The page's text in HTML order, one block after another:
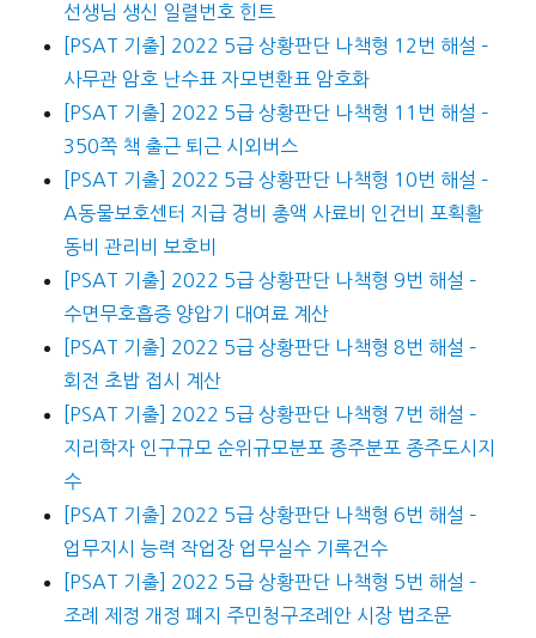
선생님 생신 일렬번호 힌트
[PSAT 기출] 2022 5급 상황판단 나책형 12번 해설 –
사무관 암호 난수표 자모변환표 암호화
[PSAT 기출] 2022 5급 상황판단 나책형 11번 해설 –
350쪽 책 출근 퇴근 시외버스
[PSAT 기출] 2022 5급 상황판단 나책형 10번 해설 –
A동물보호센터 지급 경비 총액 사료비 인건비 포획활
동비 관리비 보호비
[PSAT 기출] 2022 5급 상황판단 나책형 9번 해설 –
수면무호흡증 양압기 대여료 계산
[PSAT 기출] 2022 5급 상황판단 나책형 8번 해설 –
회전 초밥 접시 계산
[PSAT 기출] 2022 5급 상황판단 나책형 7번 해설 –
지리학자 인구규모 순위규모분포 종주분포 종주도시지
수
[PSAT 기출] 2022 5급 상황판단 나책형 6번 해설 –
업무지시 능력 작업장 업무실수 기록건수
[PSAT 기출] 2022 5급 상황판단 나책형 5번 해설 –
조례 제정 개정 폐지 주민청구조례안 시장 법조문